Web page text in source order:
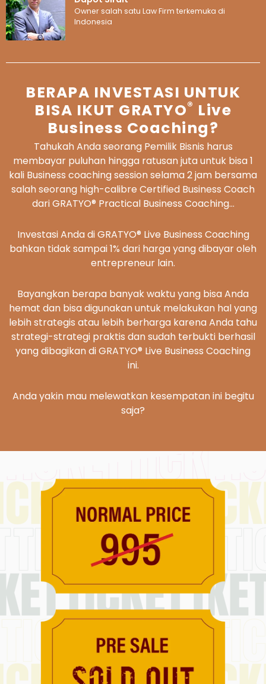
Owner salah satu Law Firm terkemuka di
Indonesia
BERAPA INVESTASI UNTUK
BISA IKUT GRATYO® Live
Business Coaching?
Tahukah Anda seorang Pemilik Bisnis harus
membayar puluhan hingga ratusan juta untuk bisa 1
kali Business coaching session selama 2 jam bersama
salah seorang high-calibre Certified Business Coach
dari GRATYO® Practical Business Coaching…
Investasi Anda di GRATYO® Live Business Coaching
bahkan tidak sampai 1% dari harga yang dibayar oleh
entrepreneur lain.
Bayangkan berapa banyak waktu yang bisa Anda
hemat dan bisa digunakan untuk melakukan hal yang
lebih strategis atau lebih berharga karena Anda tahu
strategi-strategi praktis dan sudah terbukti berhasil
yang dibagikan di GRATYO® Live Business Coaching
ini.
Anda yakin mau melewatkan kesempatan ini begitu
saja?